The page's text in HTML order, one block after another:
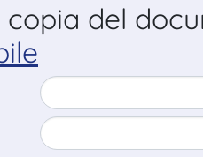
copia del